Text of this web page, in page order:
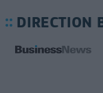
DIRECTION